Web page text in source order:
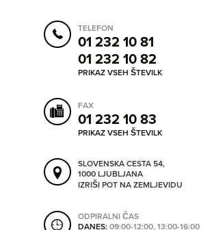
SO ODPRTA V
SHRANI V MOJ ITIS
TELEFON
01 232 10 81
01 232 10 82
PRIKAZ VSEH ŠTEVILK
FAX
01 232 10 83
PRIKAZ VSEH ŠTEVILK
SLOVENSKA CESTA 54,
1000 LJUBLJANA
IZRIŠI POT NA ZEMLJEVIDU
ODPIRALNI ČAS
DANES:09:00-12:00, 13:00-16:00